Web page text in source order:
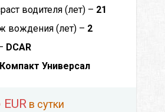
водителя (лет) – 21
вождения (лет) – 2
DCAR
Компакт Универсал
EUR в сутки